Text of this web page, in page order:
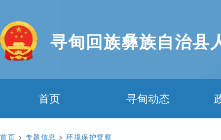
寻甸回族彝族自治县
首页 寻甸动态
首页 > 专题信息 > 环境保护督察